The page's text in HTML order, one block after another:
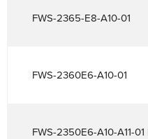
FWS-2365-E8-A10-01
FWS-2360E6-A10-01
FWS-2350E6-A10-A11-01